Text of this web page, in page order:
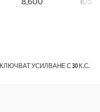
ВКЛЮЧВАТ УСИЛВАНЕ С 30 К.С.
ВКЛЮЧВАТ УСИЛВАНЕ С 30 К.С.